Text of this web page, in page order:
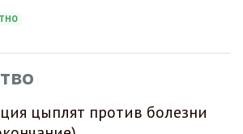
цыплят против болезни